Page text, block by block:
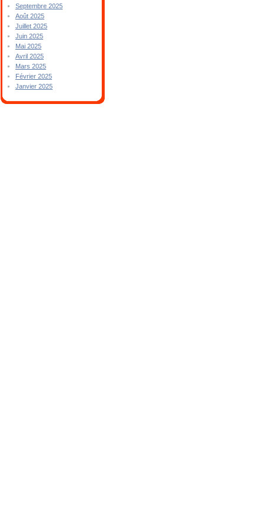
Septembre 2025
Août 2025
Juillet 2025
Juin 2025
Mai 2025
Avril 2025
Mars 2025
Février 2025
Janvier 2025